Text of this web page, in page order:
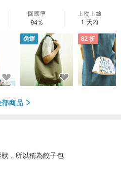
回應率
94%
上次上線
1 天內
免運 82 折
部商品
，所以稱為餃子包